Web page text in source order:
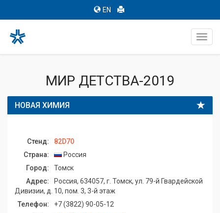
EN
МИР ДЕТСТВА-2019
НОВАЯ ХИМИЯ
Стенд:
82D70
Страна:
Россия
Город:
Томск
Адрес:
Россия, 634057, г. Томск, ул. 79-й Гвардейской
Дивизии, д. 10, пом. 3, 3-й этаж
Телефон:
+7 (3822) 90-05-12